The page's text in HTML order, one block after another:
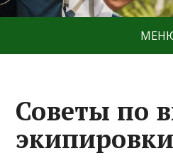
Советы по